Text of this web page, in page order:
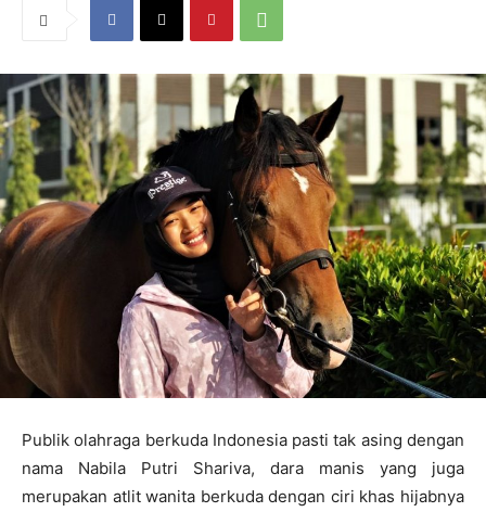
Publik olahraga berkuda Indonesia pasti tak asing dengan
nama Nabila Putri Shariva, dara manis yang juga
merupakan atlit wanita berkuda dengan ciri khas hijabnya